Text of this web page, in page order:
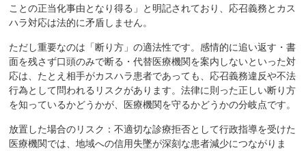
ことの正当化事由となり得る」と明記されており、応召義務とカス
ハラ対応は法的に矛盾しません。
ただし重要なのは「断り方」の適法性です。感情的に追い返す・書
面を残さず口頭のみで断る・代替医療機関を案内しないといった対
応は、たとえ相手がカスハラ患者であっても、応召義務違反や不法
行為として問われるリスクがあります。法律に則った正しい断り方
を知っているかどうかが、医療機関を守るかどうかの分岐点です。
放置した場合のリスク：不適切な診療拒否として行政指導を受けた
医療機関では、地域への信用失墜が深刻な患者減少につながりま